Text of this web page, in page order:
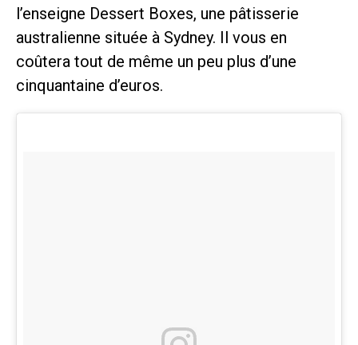
l’enseigne Dessert Boxes, une pâtisserie
australienne située à Sydney. Il vous en
coûtera tout de même un peu plus d’une
cinquantaine d’euros.